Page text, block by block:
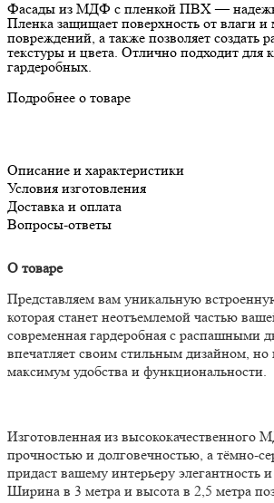
Фасады из МДФ с пленкой ПВХ —
Пленка защищает поверхность от влаги и
повреждений, а также позволяет создать
текстуры и цвета. Отлично подходит для
гардеробных.
Подробнее о товаре
Описание и характеристики
Условия изготовления
Доставка и оплата
Вопросы-ответы
О товаре
Представляем вам уникальную
которая станет неотъемлемой частью
современная гардеробная с распашными
впечатляет своим стильным дизайном, но
максимум удобства и функциональности.
Изготовленная из высококачественного
прочностью и долговечностью, а тёмно-
придаст вашему интерьеру элегантность
Ширина в 3 метра и высота в 2,5 метра